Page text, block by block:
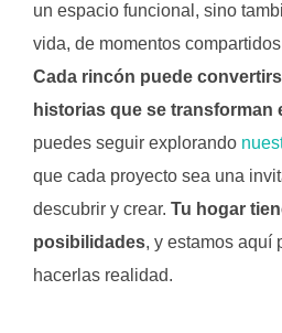
un espacio funcional, sino
vida, de momentos
Cada rincón puede
historias que se transforman
puedes seguir explorando
que cada proyecto sea una
descubrir y crear. Tu hogar
posibilidades, y estamos aquí
hacerlas realidad.